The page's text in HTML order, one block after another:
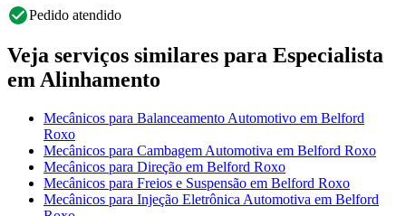
Pedido atendido
Veja serviços similares para Especialista
em Alinhamento
Mecânicos para Balanceamento Automotivo em Belford
Roxo
Mecânicos para Cambagem Automotiva em Belford Roxo
Mecânicos para Direção em Belford Roxo
Mecânicos para Freios e Suspensão em Belford Roxo
Mecânicos para Injeção Eletrônica Automotiva em Belford